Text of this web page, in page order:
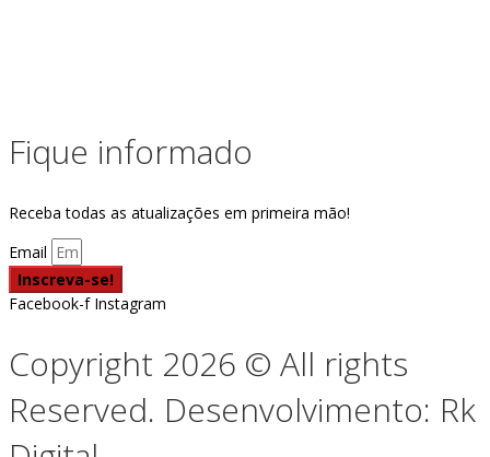
Fique informado
Receba todas as atualizações em primeira mão!
Email
Inscreva-se!
Facebook-f Instagram
Copyright 2026 © All rights
Reserved. Desenvolvimento: Rk